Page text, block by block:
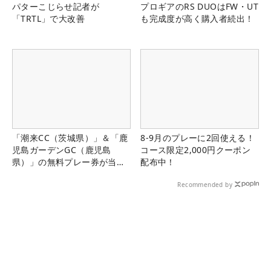
パターこじらせ記者が
「TRTL」で大改善
プロギアのRS DUOはFW・UT
も完成度が高く購入者続出！
「潮来CC（茨城県）」＆「鹿
児島ガーデンGC（鹿児島
県）」の無料プレー券が当た
8-9月のプレーに2回使える！
コース限定2,000円クーポン
配布中！
Recommended by